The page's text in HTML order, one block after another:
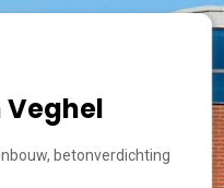
Veghel
betonverdichting